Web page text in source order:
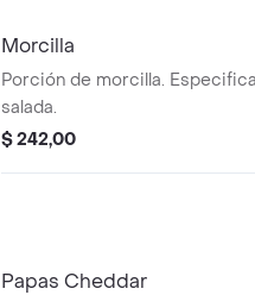
Morcilla
Porción de morcilla.
salada.
$ 242,00
Papas Cheddar